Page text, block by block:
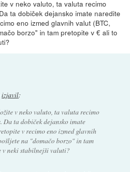
v neko valuto, ta valuta recimo
ta dobiček dejansko imate naredite
eno izmed glavnih valut (BTC,
borzo" in tam pretopite v € ali to
izjavil:
v neko valuto, ta valuta recimo
Da ta dobiček dejansko imate
v recimo eno izmed glavnih
na "domačo borzo" in tam
neki stabilnejši valuti?